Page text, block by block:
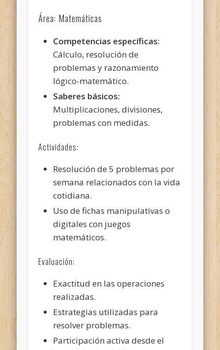
Área: Matemáticas
Competencias específicas:
Cálculo, resolución de
problemas y razonamiento
lógico-matemático.
Saberes básicos:
Multiplicaciones, divisiones,
problemas con medidas.
Actividades:
Resolución de 5 problemas por
semana relacionados con la vida
cotidiana.
Uso de fichas manipulativas o
digitales con juegos
matemáticos.
Evaluación:
Exactitud en las operaciones
realizadas.
Estrategias utilizadas para
resolver problemas.
Participación activa desde el